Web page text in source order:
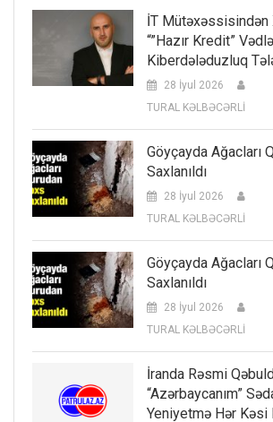
İT Mütəxəssisindən
“”Hazır Kredit”
Kiberdələduzluq
28 İyul 2026
TURAL KƏLBƏCƏRLİ
Göyçayda Ağacları
Saxlanıldı
28 İyul 2026
TURAL KƏLBƏCƏRLİ
Göyçayda Ağacları
Saxlanıldı
28 İyul 2026
TURAL KƏLBƏCƏRLİ
İranda Rəsmi
“Azərbaycanım”
Yeniyetmə Hər Kəsi